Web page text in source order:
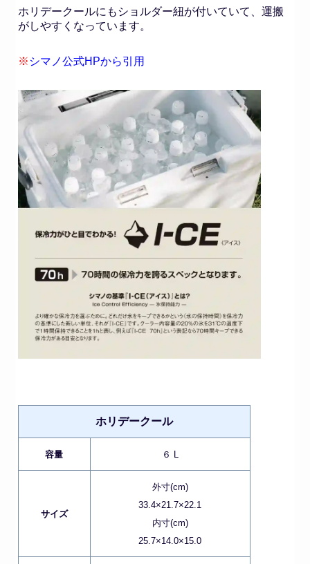
ホリデークールにもショルダー紐が付いていて、運搬
がしやすくなっています。
※ シマノ公式HPから引用
ホリデークール
容量 ６ L
サイズ
外寸(cm)
33.4×21.7×22.1
内寸(cm)
25.7×14.0×15.0